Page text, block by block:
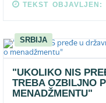
TEKST
SRBIJA
"UKOLIKO NIS
TREBA OZBILJNO
MENADŽMENTU"